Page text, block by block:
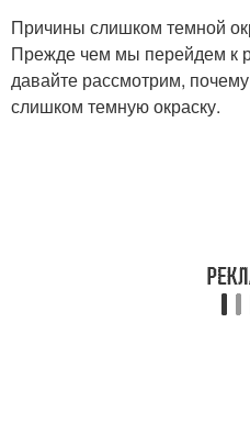
Причины слишком темной
Прежде чем мы перейдем к
давайте рассмотрим,
слишком темную окраску.